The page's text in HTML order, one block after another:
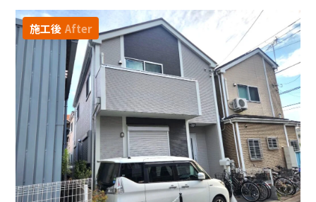
施工後 After